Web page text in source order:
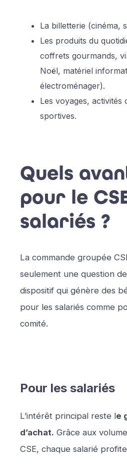
La billetterie (cinéma,
Les produits du
coffrets gourmands,
Noël, matériel
électroménager).
Les voyages, activités
sportives.
Quels
pour le
salariés ?
La commande groupée
seulement une question
dispositif qui génère des
pour les salariés comme
comité.
Pour les salariés
L’intérêt principal reste le
d’achat. Grâce aux
CSE, chaque salarié